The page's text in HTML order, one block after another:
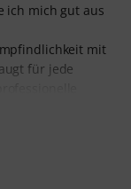
ich mich gut aus
mit
für jede